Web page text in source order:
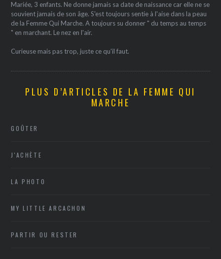
Mariée, 3 enfants. Ne donne jamais sa date de naissance car elle ne se
souvient jamais de son âge. S'est toujours sentie à l'aise dans la peau
de la Femme Qui Marche. A toujours su donner " du temps au temps
" en marchant. Le nez en l'air.
Curieuse mais pas trop, juste ce qu'il faut.
PLUS D’ARTICLES DE LA FEMME QUI
MARCHE
GOÛTER
J'ACHÈTE
LA PHOTO
MY LITTLE ARCACHON
PARTIR OU RESTER